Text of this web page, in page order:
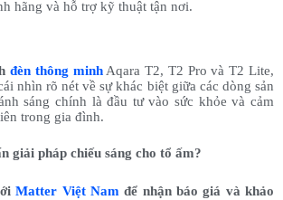
hãng và hỗ trợ kỹ thuật tận nơi.
đèn thông minhAqara T2, T2 Pro và T2 Lite,
nhìn rõ nét về sự khác biệt giữa các dòng sản
sáng chính là đầu tư vào sức khỏe và cảm
trong gia đình.
giải pháp chiếu sáng cho tổ ấm?
Matter Việt Nam để nhận báo giá và khảo